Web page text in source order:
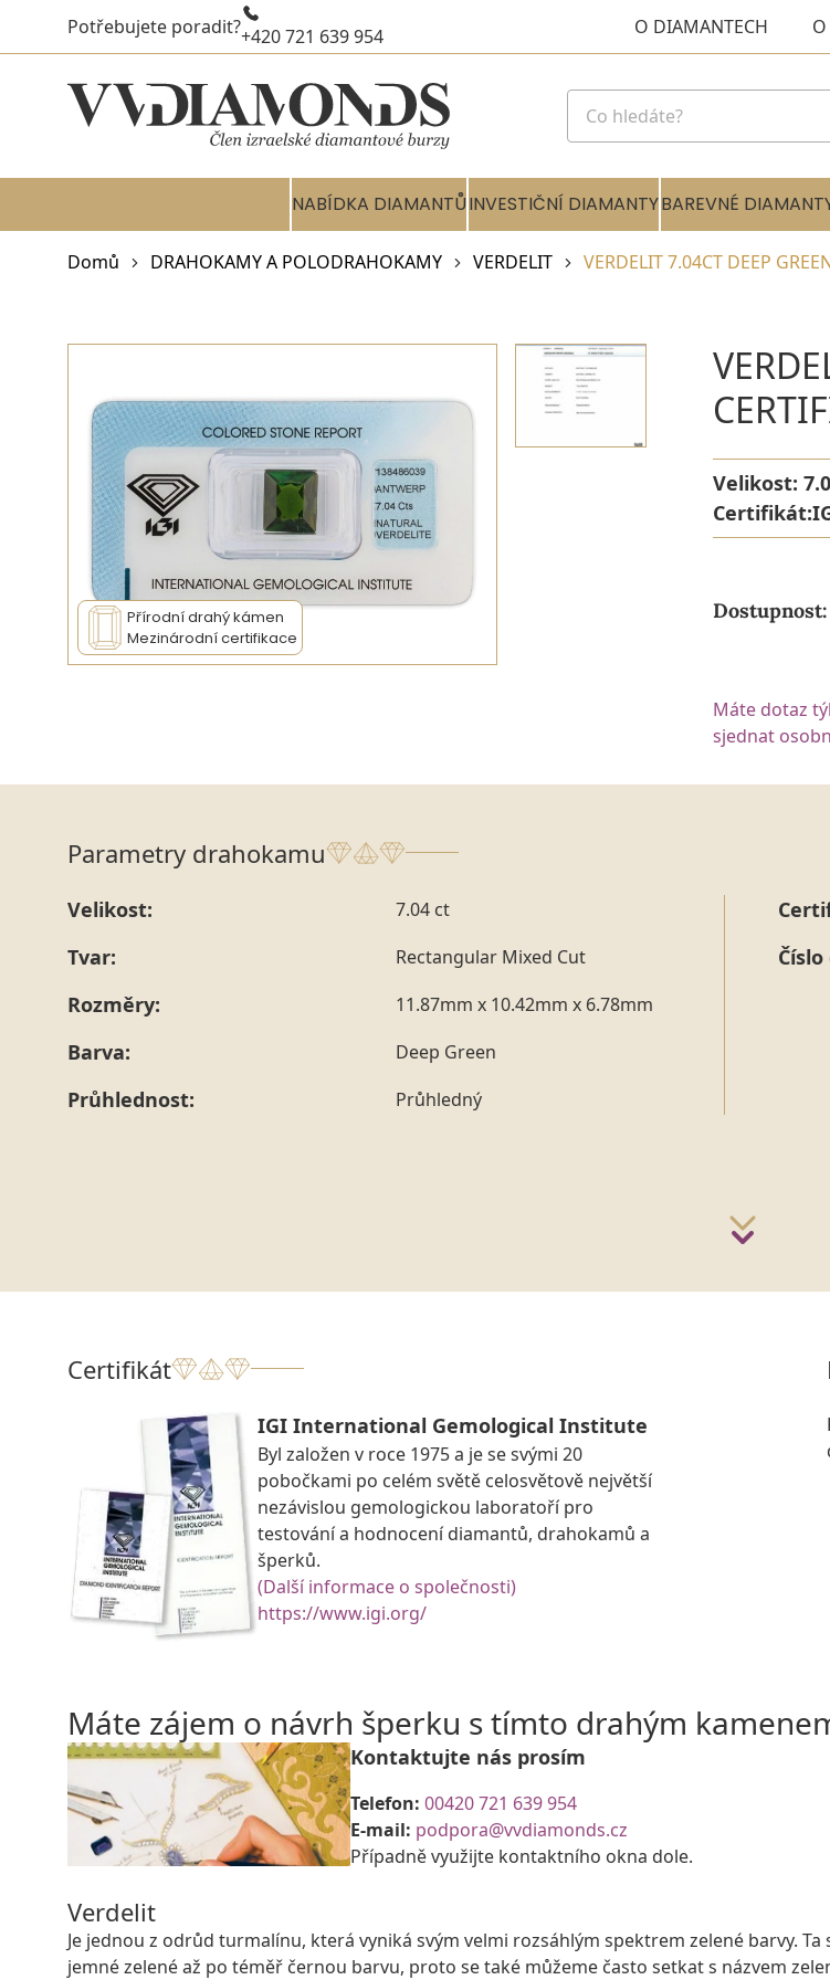
Potřebujete poradit?+420 721 639 954 O DIAMANTECH
NABÍDKA DIAMANTŮINVESTIČNÍ DIAMANTYBAREVNÉ
Domů DRAHOKAMY A POLODRAHOKAMY VERDELIT VERDELIT 7.04CT DEEP
Přírodní drahý kámen
Mezinárodní certifikace
Velikost:
Certifikát:
Dostupnost:
Máte dotaz
sjednat
Parametry drahokamu
Velikost: 7.04 ct
Tvar: Rectangular Mixed Cut
Rozměry: 11.87mm x 10.42mm x 6.78mm
Barva: Deep Green
Průhlednost: Průhledný
Certifikát
IGI International Gemological Institute
Byl založen v roce 1975 a je se svými 20
pobočkami po celém světě celosvětově největší
nezávislou gemologickou laboratoří pro
testování a hodnocení diamantů, drahokamů a
šperků.
(Další informace o společnosti)
https://www.igi.org/
Máte zájem o návrh šperku s tímto drahým
Kontaktujte nás prosím
Telefon: 00420 721 639 954
E-mail: podpora@vvdiamonds.cz
Případně využijte kontaktního okna dole.
Verdelit
Je jednou z odrůd turmalínu, která vyniká svým velmi rozsáhlým spektrem zelené barvy. Ta
jemné zelené až po téměř černou barvu, proto se také můžeme často setkat s názvem